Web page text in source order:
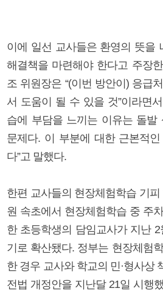
이에 일선 교사들은 환영의 뜻을
해결책을 마련해야 한다고 주장
조 위원장은 “(이번 방안이) 응급
서 도움이 될 수 있을 것”이라면
습에 부담을 느끼는 이유는 돌발
문제다. 이 부분에 대한 근본적
다”고 말했다.
한편 교사들의 현장체험학습 기
원 속초에서 현장체험학습 중 주
한 초등학생의 담임교사가 지난
기로 확산됐다. 정부는 현장체험
한 경우 교사와 학교의 민·형사상
전법 개정안을 지난달 21일 시행